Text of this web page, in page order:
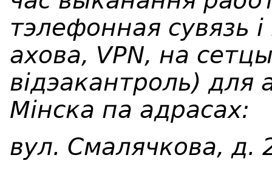
тэлефонная сувязь
ахова, VPN, на
відэакантроль) для
Мінска па адрасах:
вул. Смалячкова, д.